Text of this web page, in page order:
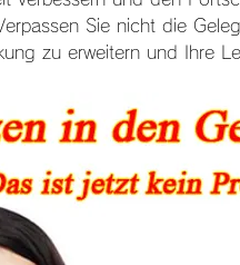
Sie nicht die
zu erweitern und Ihre